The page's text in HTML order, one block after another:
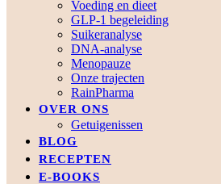
Voeding en dieet
GLP-1 begeleiding
Suikeranalyse
DNA-analyse
Menopauze
Onze trajecten
RainPharma
OVER ONS
Getuigenissen
BLOG
RECEPTEN
E-BOOKS